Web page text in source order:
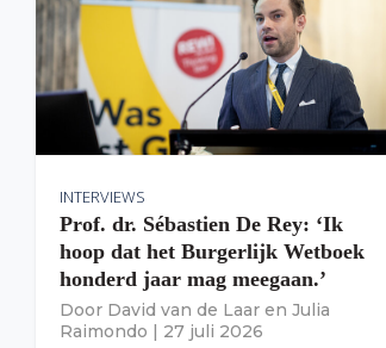
INTERVIEWS
Prof. dr. Sébastien De Rey: ‘Ik
hoop dat het Burgerlijk Wetboek
honderd jaar mag meegaan.’
Door David van de Laar en Julia
Raimondo | 27 juli 2026